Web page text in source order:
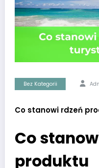
Bez Kategorii
Co stanowi rdzeń
Co
produktu